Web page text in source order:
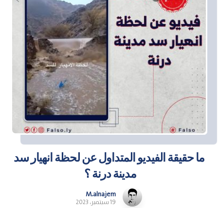
ما حقيقة الفيديو المتداول عن لحظة انهيار سد
مدينة درنة ؟
M.alnajem
19 سبتمبر، 2023